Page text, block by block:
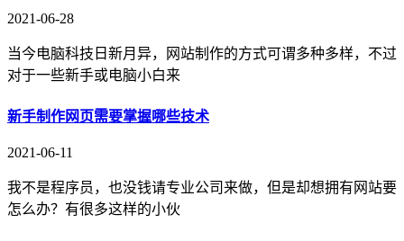
2021-06-28
当今电脑科技日新月异，网站制作的方式可谓多种多样，不过
对于一些新手或电脑小白来
新手制作网页需要掌握哪些技术
2021-06-11
我不是程序员，也没钱请专业公司来做，但是却想拥有网站要
怎么办？有很多这样的小伙